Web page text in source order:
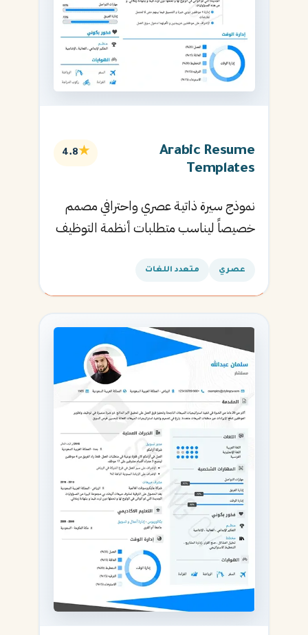
Arabic Resume
Templates
★
4.8
نموذج سيرة ذاتية عصري واحترافي مصمم
خصيصاً ليناسب متطلبات أنظمة التوظيف
القادمة.
عصري متعدد اللغات